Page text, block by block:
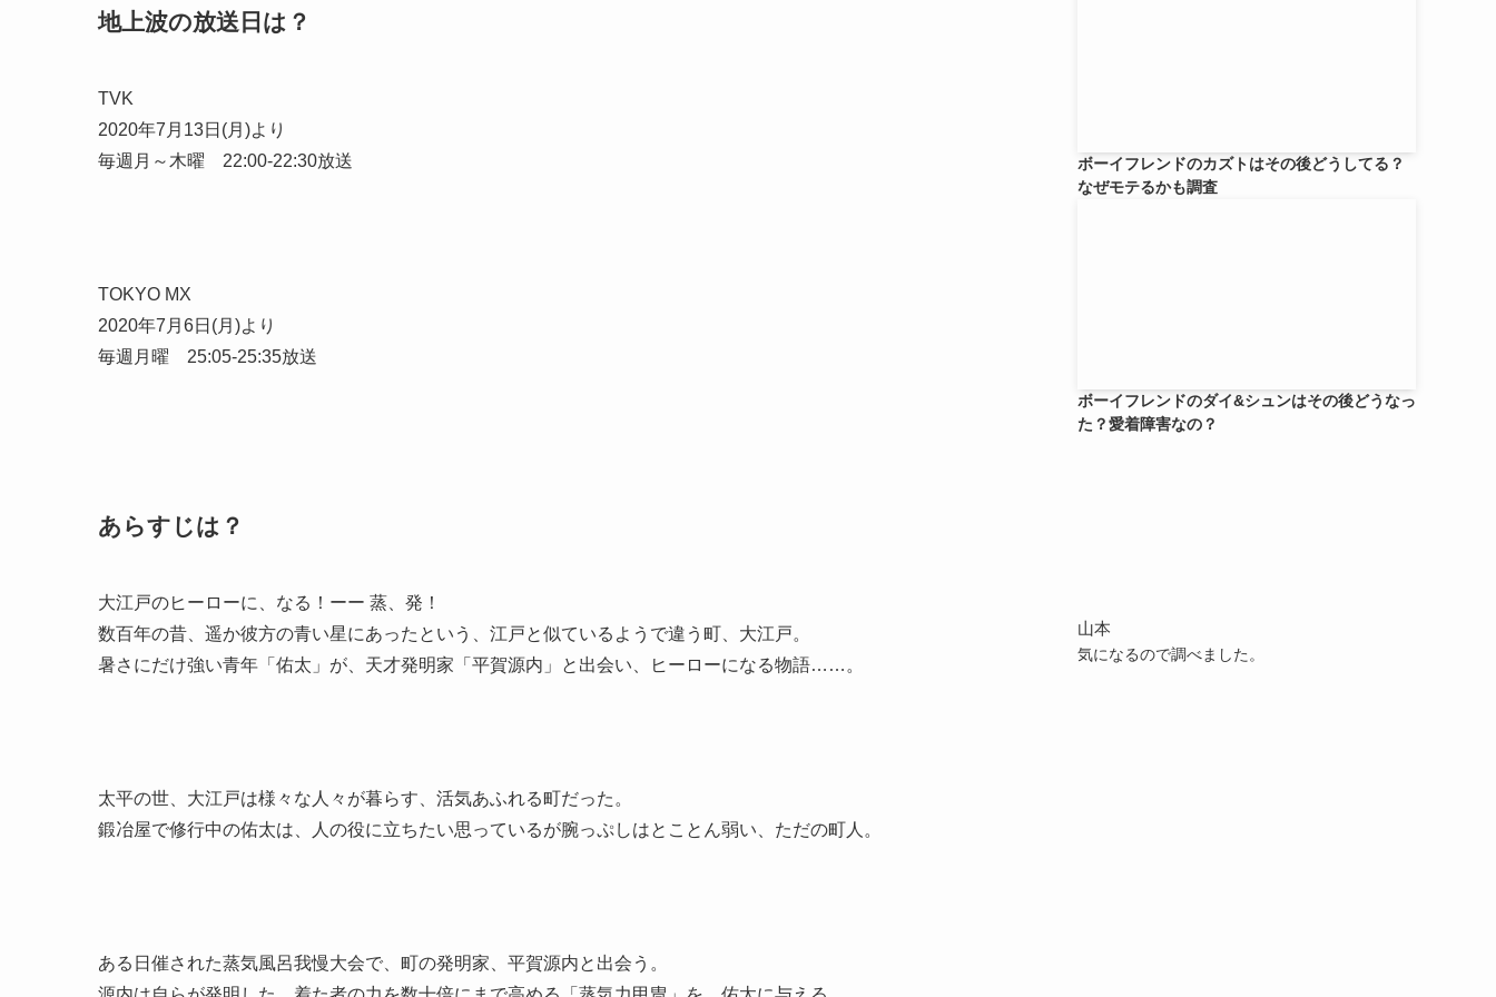
地上波の放送日は？
TVK
2020年7月13日(月)より
毎週月～木曜 22:00-22:30放送
TOKYO MX
2020年7月6日(月)より
毎週月曜 25:05-25:35放送
あらすじは？
大江戸のヒーローに、なる！ーー 蒸、発！
数百年の昔、遥か彼方の青い星にあったという、江戸と似ているようで違う町、大江戸。
暑さにだけ強い青年「佑太」が、天才発明家「平賀源内」と出会い、ヒーローになる物語……。
太平の世、大江戸は様々な人々が暮らす、活気あふれる町だった。
鍛冶屋で修行中の佑太は、人の役に立ちたい思っているが腕っぷしはとことん弱い、ただの町人。
ある日催された蒸気風呂我慢大会で、町の発明家、平賀源内と出会う。
ボーイフレンドのカズトはその後どうしてる？
なぜモテるかも調査
ボーイフレンドのダイ&シュンはその後どうなっ
た？愛着障害なの？
山本
気になるので調べました。